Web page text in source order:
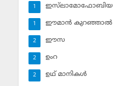
ഇസ്‌ലാമോഫോബിയ
1
ഈമാന്‍ കുറഞ്ഞാല്‍
1
ഈസ
2
ഉംറ
2
ഉഥ് മാനികള്‍
2